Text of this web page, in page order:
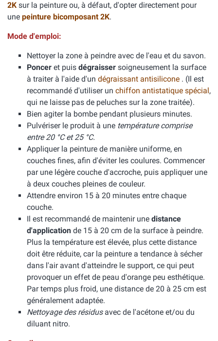
2K sur la peinture ou, à défaut, d'opter directement pour
une peinture bicomposant 2K.
Mode d'emploi:
Nettoyer la zone à peindre avec de l'eau et du savon.
Poncer et puis dégraisser soigneusement la surface
à traiter à l'aide d'un dégraissant antisilicone . (Il est
recommandé d'utiliser un chiffon antistatique spécial,
qui ne laisse pas de peluches sur la zone traitée).
Bien agiter la bombe pendant plusieurs minutes.
Pulvériser le produit à une température comprise
entre 20 °C et 25 °C.
Appliquer la peinture de manière uniforme, en
couches fines, afin d'éviter les coulures. Commencer
par une légère couche d'accroche, puis appliquer une
à deux couches pleines de couleur.
Attendre environ 15 à 20 minutes entre chaque
couche.
Il est recommandé de maintenir une distance
d'application de 15 à 20 cm de la surface à peindre.
Plus la température est élevée, plus cette distance
doit être réduite, car la peinture a tendance à sécher
dans l'air avant d'atteindre le support, ce qui peut
provoquer un effet de peau d'orange peu esthétique.
Par temps plus froid, une distance de 20 à 25 cm est
généralement adaptée.
Nettoyage des résidusavec de l'acétone et/ou du
diluant nitro.